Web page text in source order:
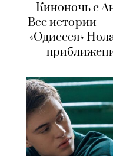
Киноночь с
Все истории —
«Одиссея»